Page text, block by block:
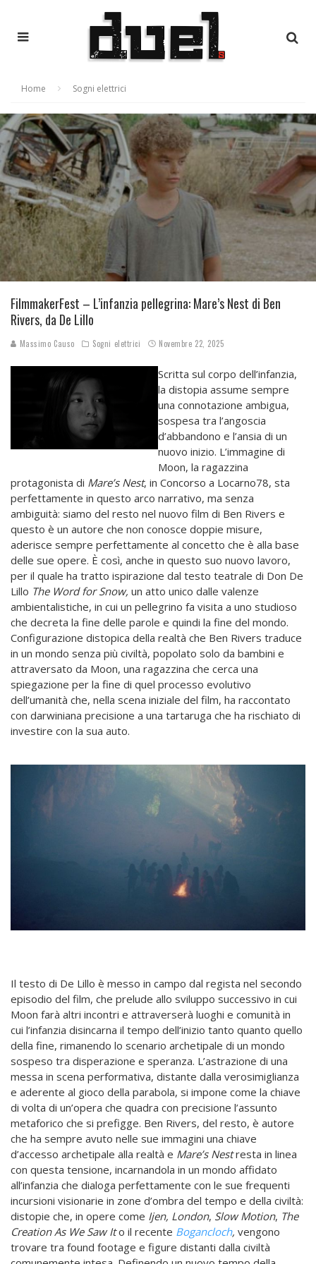
Home Sogni elettrici
FilmmakerFest – L’infanzia pellegrina: Mare’s Nest di Ben
Rivers, da De Lillo
Massimo Causo Sogni elettrici Novembre 22, 2025
Scritta sul corpo dell’infanzia,
la distopia assume sempre
una connotazione ambigua,
sospesa tra l’angoscia
d’abbandono e l’ansia di un
nuovo inizio. L’immagine di
Moon, la ragazzina
protagonista di Mare’s Nest, in Concorso a Locarno78, sta
perfettamente in questo arco narrativo, ma senza
ambiguità: siamo del resto nel nuovo film di Ben Rivers e
questo è un autore che non conosce doppie misure,
aderisce sempre perfettamente al concetto che è alla base
delle sue opere. È così, anche in questo suo nuovo lavoro,
per il quale ha tratto ispirazione dal testo teatrale di Don De
Lillo The Word for Snow, un atto unico dalle valenze
ambientalistiche, in cui un pellegrino fa visita a uno studioso
che decreta la fine delle parole e quindi la fine del mondo.
Configurazione distopica della realtà che Ben Rivers traduce
in un mondo senza più civiltà, popolato solo da bambini e
attraversato da Moon, una ragazzina che cerca una
spiegazione per la fine di quel processo evolutivo
dell’umanità che, nella scena iniziale del film, ha raccontato
con darwiniana precisione a una tartaruga che ha rischiato di
investire con la sua auto.
Il testo di De Lillo è messo in campo dal regista nel secondo
episodio del film, che prelude allo sviluppo successivo in cui
Moon farà altri incontri e attraverserà luoghi e comunità in
cui l’infanzia disincarna il tempo dell’inizio tanto quanto quello
della fine, rimanendo lo scenario archetipale di un mondo
sospeso tra disperazione e speranza. L’astrazione di una
messa in scena performativa, distante dalla verosimiglianza
e aderente al gioco della parabola, si impone come la chiave
di volta di un’opera che quadra con precisione l’assunto
metaforico che si prefigge. Ben Rivers, del resto, è autore
che ha sempre avuto nelle sue immagini una chiave
d’accesso archetipale alla realtà e Mare’s Nestresta in linea
con questa tensione, incarnandola in un mondo affidato
all’infanzia che dialoga perfettamente con le sue frequenti
incursioni visionarie in zone d’ombra del tempo e della civiltà:
distopie che, in opere come Ijen, London, Slow Motion, The
Creation As We Saw Ito il recente Bogancloch, vengono
trovare tra found footage e figure distanti dalla civiltà